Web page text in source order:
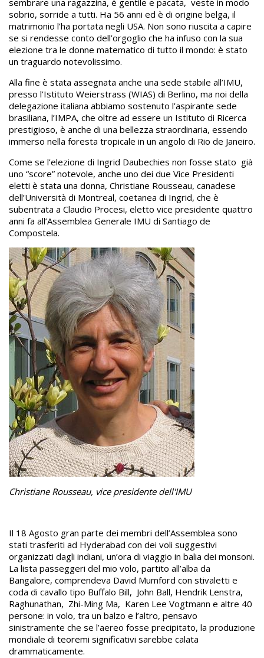
sembrare una ragazzina, è gentile e pacata, veste in modo
sobrio, sorride a tutti. Ha 56 anni ed è di origine belga, il
matrimonio l’ha portata negli USA. Non sono riuscita a capire
se si rendesse conto dell’orgoglio che ha infuso con la sua
elezione tra le donne matematico di tutto il mondo: è stato
un traguardo notevolissimo.
Alla fine è stata assegnata anche una sede stabile all’IMU,
presso l’Istituto Weierstrass (WIAS) di Berlino, ma noi della
delegazione italiana abbiamo sostenuto l’aspirante sede
brasiliana, l’IMPA, che oltre ad essere un Istituto di Ricerca
prestigioso, è anche di una bellezza straordinaria, essendo
immerso nella foresta tropicale in un angolo di Rio de Janeiro.
Come se l’elezione di Ingrid Daubechies non fosse stato già
uno “score” notevole, anche uno dei due Vice Presidenti
eletti è stata una donna, Christiane Rousseau, canadese
dell’Università di Montreal, coetanea di Ingrid, che è
subentrata a Claudio Procesi, eletto vice presidente quattro
anni fa all’Assemblea Generale IMU di Santiago de
Compostela.
Christiane Rousseau, vice presidente dell'IMU
Il 18 Agosto gran parte dei membri dell’Assemblea sono
stati trasferiti ad Hyderabad con dei voli suggestivi
organizzati dagli indiani, un’ora di viaggio in balia dei monsoni.
La lista passeggeri del mio volo, partito all’alba da
Bangalore, comprendeva David Mumford con stivaletti e
coda di cavallo tipo Buffalo Bill, John Ball, Hendrik Lenstra,
Raghunathan, Zhi-Ming Ma, Karen Lee Vogtmann e altre 40
persone: in volo, tra un balzo e l’altro, pensavo
sinistramente che se l’aereo fosse precipitato, la produzione
mondiale di teoremi significativi sarebbe calata
drammaticamente.